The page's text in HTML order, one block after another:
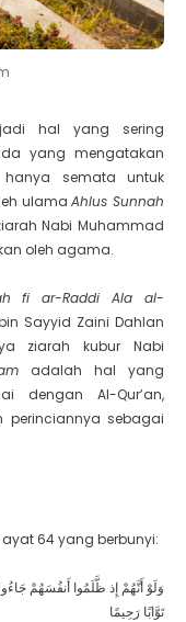
hal yang sering
yang mengatakan
semata untuk
ulamaAhlus Sunnah
Nabi Muhammad
oleh agama.
fi ar-Raddi Ala al-
Sayyid Zaini Dahlan
ziarah kubur Nabi
adalah hal yang
dengan Al-Qur’an,
perinciannya sebagai
64 yang berbunyi:
وَلَوْ أَنَّهُمْ إِذ ظَّلَمُوا أَنفُسَهُمْ
تَوَّابًا رَحِيمًا